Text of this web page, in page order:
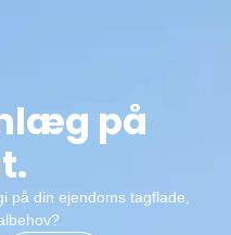
på
på din ejendoms tagflade,